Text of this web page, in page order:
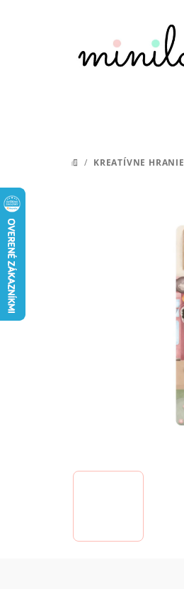
DOMOV
/ KREATÍVNE HRANIE